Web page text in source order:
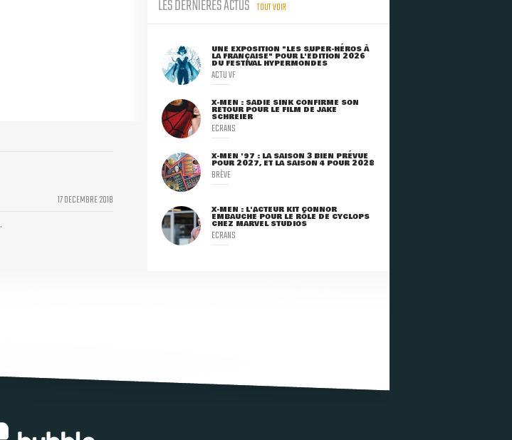
17 DECEMBRE 2018
LES DERNIÈRES ACTUS TOUT VOIR
UNE EXPOSITION "LES SUPER-HÉROS À
LA FRANÇAISE" POUR L'ÉDITION 2026
DU FESTIVAL HYPERMONDES
ACTU VF
X-MEN : SADIE SINK CONFIRME SON
RETOUR POUR LE FILM DE JAKE
SCHREIER
ECRANS
X-MEN '97 : LA SAISON 3 BIEN PRÉVUE
POUR 2027, ET LA SAISON 4 POUR 2028
BRÈVE
X-MEN : L'ACTEUR KIT CONNOR
EMBAUCHÉ POUR LE RÔLE DE CYCLOPS
CHEZ MARVEL STUDIOS
ECRANS